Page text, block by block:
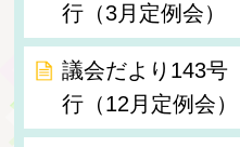
行（3月定例会）
議会だより143
行（12月定例会）